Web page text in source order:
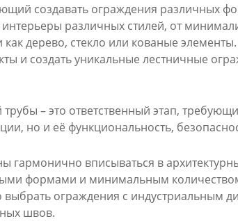
создавать ограждения различных
различных стилей, от
дерево, стекло или кованые
и создать уникальные лестничные
– это ответственный этап,
но и её функциональность,
гармонично вписываться в
формами и минимальным
ограждения с индустриальным
швов.